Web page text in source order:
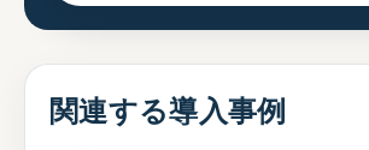
関連する導入事例